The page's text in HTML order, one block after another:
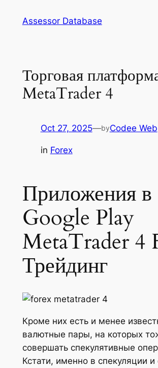
Assessor Database
Торговая
MetaTrader 4
Oct 27, 2025—byCodee Web
in Forex
Приложения в
Google Play
MetaTrader 4
Трейдинг
Кроме них есть и менее
валютные пары, на которых
совершать спекулятивные
Кстати, именно в спекуляции и